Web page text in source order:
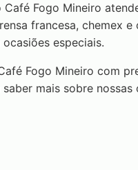
Fogo Mineiro
francesa, chemex e
especiais.
Fogo Mineiro com
mais sobre nossas